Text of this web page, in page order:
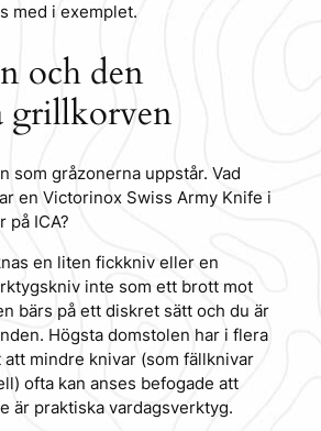
med i exemplet.
och den
grillkorven
som gråzonerna uppstår. Vad
en Victorinox Swiss Army Knife i
på ICA?
en liten fickkniv eller en
inte som ett brott mot
bärs på ett diskret sätt och du är
Högsta domstolen har i flera
mindre knivar (som fällknivar
ofta kan anses befogade att
är praktiska vardagsverktyg.